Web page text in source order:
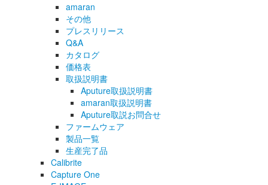
amaran
その他
プレスリリース
Q&A
カタログ
価格表
取扱説明書
Aputure取扱説明書
amaran取扱説明書
Aputure取説お問合せ
ファームウェア
製品一覧
生産完了品
Calibrite
Capture One